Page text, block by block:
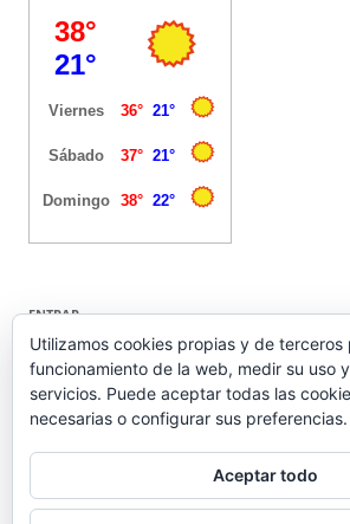
ENTRAR
Acceder
Feed de entradas
Feed de comentarios
WordPress.org
Utilizamos cookies propias y de
funcionamiento de la web, medir su uso
servicios. Puede aceptar todas las
necesarias o configurar sus preferencias.
Aceptar todo